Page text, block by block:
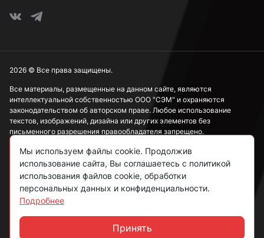
Все материалы, размещенные на данном сайте, являются
интеллектуальной собственностью ООО "СЭМ" и охраняются
законодательством об авторском праве. Любое использование
текстов, изображений, дизайна или других элементов без
письменного разрешения правообладателя запрещено.
Информация, представленная на сайте, носит исключительно
ознакомительный характер и не может рассматриваться как
публичная оферта в соответствии со ст. 437 ГК РФ.
Политика конфиденциальности
Согласие на обработку данных
2026 © Все права защищены.
Мы используем файлы cookie. Продолжив
использование сайта, Вы соглашаетесь с политикой
использования файлов cookie, обработки
персональных данных и конфиденциальности.
Подробнее
Принять